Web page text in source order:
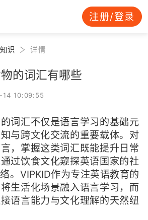
注册/登录
识 详情
的词汇有哪些
10:09:55
词汇不仅是语言学习的基础元
与跨文化交流的重要载体。对
，掌握这类词汇既能提升日常
过饮食文化窥探英语国家的社
。VIPKID作为专注英语教育的
生活化场景融入语言学习，而
语言能力与文化理解的天然纽